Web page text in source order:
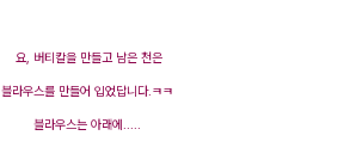
요, 버티칼을 만들고 남은 천은
블라우스를 만들어 입었답니다.ㅋㅋ
블라우스는 아래에.....